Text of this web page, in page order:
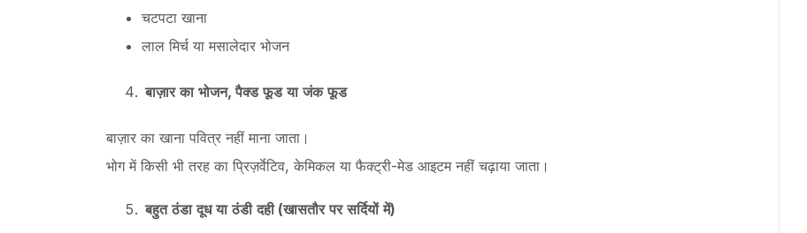
चटपटा खाना
लाल मिर्च या मसालेदार भोजन
बाज़ार का भोजन,पैक्ड फूड या जंक फूड
बाज़ार का खाना पवित्र नहीं माना जाता।
भोग में किसी भी तरह का प्रिज़र्वेटिव, केमिकल या फैक्ट्री-मेड आइटम नहीं चढ़ाया जाता।
बहुत ठंडा दूध या ठंडी दही(खासतौर पर सर्दियों में)